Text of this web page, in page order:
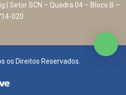
| Setor SCN – Quadra 04 – Bloco B –
020
os Direitos Reservados.